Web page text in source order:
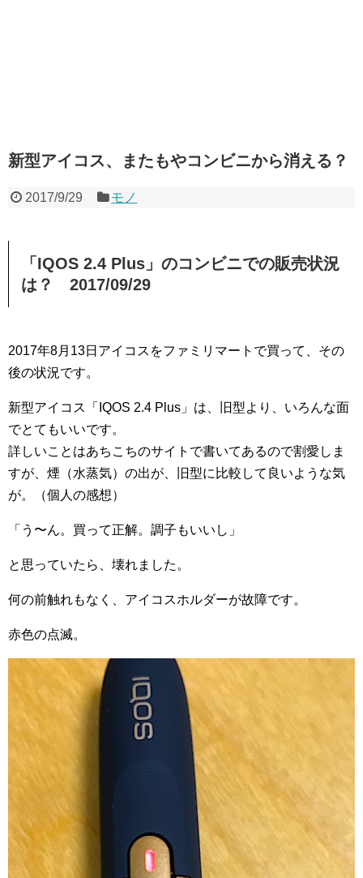
新型アイコス、またもやコンビニから消える？
2017/9/29 モノ
「IQOS 2.4 Plus」のコンビニでの販売状況
は？ 2017/09/29
2017年8月13日アイコスをファミリマートで買って、その
後の状況です。
新型アイコス「IQOS 2.4 Plus」は、旧型より、いろんな面
でとてもいいです。
詳しいことはあちこちのサイトで書いてあるので割愛しま
すが、煙（水蒸気）の出が、旧型に比較して良いような気
が。（個人の感想）
「う〜ん。買って正解。調子もいいし」
と思っていたら、壊れました。
何の前触れもなく、アイコスホルダーが故障です。
赤色の点滅。